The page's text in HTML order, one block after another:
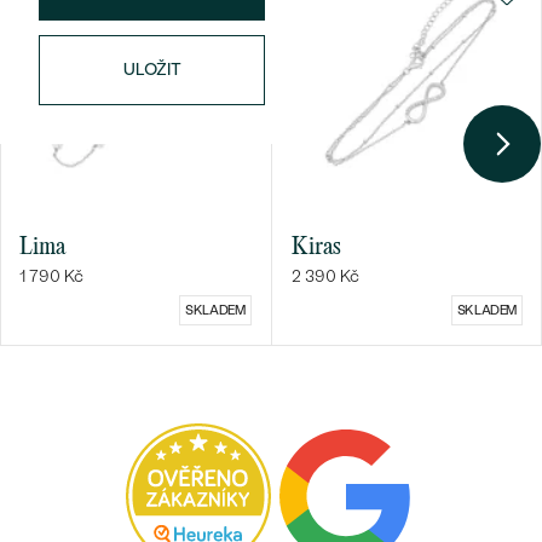
Bestsellery
ULOŽIT
Lima
1 790 Kč
SKLADEM
Kiras
2 390 Kč
SKLADEM